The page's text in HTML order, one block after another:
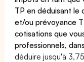
TP en déduisant le
et/ou prévoyance
cotisations que
professionnels,
déduire jusqu'à